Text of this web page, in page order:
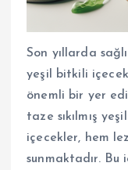
Son yıllarda
yeşil bitkili
önemli bir yer
taze sıkılmış
içecekler, hem
sunmaktadır.